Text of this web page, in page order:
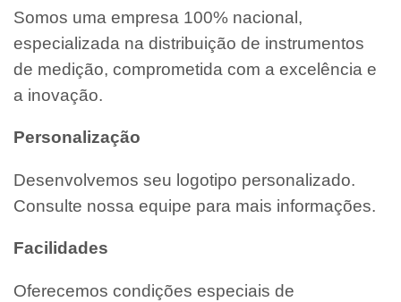
Somos uma empresa 100% nacional,
especializada na distribuição de instrumentos
de medição, comprometida com a excelência e
a inovação.
Personalização
Desenvolvemos seu logotipo personalizado.
Consulte nossa equipe para mais informações.
Facilidades
Oferecemos condições especiais de